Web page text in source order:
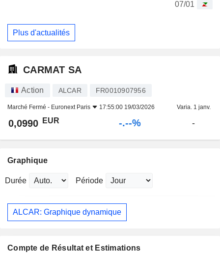
07/01
Plus d'actualités
CARMAT SA
Action ALCAR FR0010907956
Marché Fermé - Euronext Paris 17:55:00 19/03/2026 Varia. 1 janv.
0,0990 EUR -.--% -
Graphique
Durée Période
ALCAR: Graphique dynamique
Compte de Résultat et Estimations